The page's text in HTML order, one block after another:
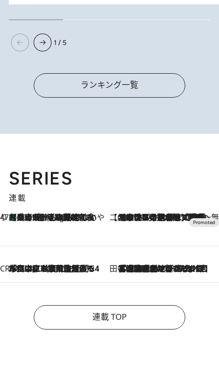
1 / 5
ランキング一覧
SERIES
連載
47都道府県の手みやげ ひんやりスイーツで夏を満喫
10 Hours Ago
【兵庫県】この夏絶対食べたい 冷やしておいしいおやつ3選 淡路島の恵みをジェラートに集約 【CREA×星野リゾート】唯一無二。癒しと発見が待つ場所へ
2026.8.7
【トンボの足水浴】ヒノキの香りに包まれて涼感マックス！約13℃の湧水かけ流しを避暑地「星野温泉 トンボの湯」で体験
CREA'S CHOICE
2026.8.7
「立川にも歌舞伎があるんだよ」 片岡仁左衛門・市川中車ら豪華座組みで4年目の立川立飛歌舞伎へ 田中稲の勝手に再ブーム
2026.8.7
「湘南乃風に憧れて」観客大盛上がりの“タオル回し”に、ラッパー顔負けの高速歌唱まで…さだまさし（74）のアグレッシブすぎる現在地
連載 TOP